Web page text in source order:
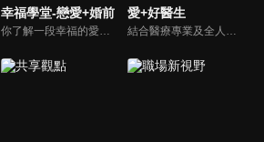
幸福學堂-戀愛+婚前
你了解一段幸福的愛情是如何發展出來的嗎？你對你心中那一個對象，到底是愛還是喜歡？難道喜歡跟愛差距很大嗎？讓我們的大師來消除你心中的疑惑。
愛+好醫生
結合醫療專業及全人關懷的新型態節目，主持人黃瑽寧醫師親訪家庭，跨領域醫療顧問團全方位檢視，提供最完整、實用和正確的資訊來守護孩子的健康。